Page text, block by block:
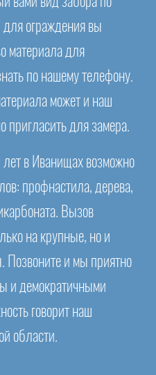
ограждения вы
материала для
по нашему телефону.
может и наш
пригласить для замера.
в Иванищах возможно
профнастила, дерева,
Вызов
на крупные, но и
Позвоните и мы приятно
и демократичными
говорит наш
области.